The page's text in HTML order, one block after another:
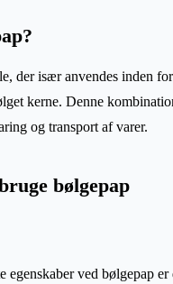
der især anvendes inden
kerne. Denne
og transport af varer.
bølgepap
egenskaber ved bølgepap